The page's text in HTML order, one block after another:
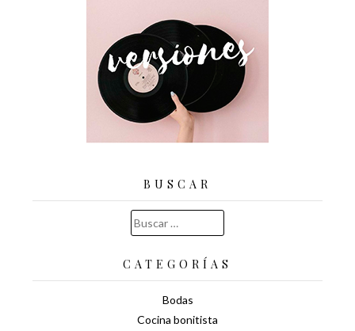
BUSCAR
Buscar:
CATEGORÍAS
Bodas
Cocina bonitista